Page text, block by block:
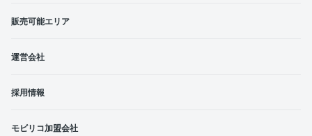
販売可能エリア
運営会社
採用情報
モビリコ加盟会社